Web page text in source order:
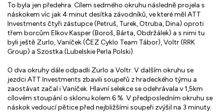
To byla jen předehra. Cílem sedmého okruhu následně projela s
náskokem víc jak 4 minut desítka závodníků, ve které měl ATT
Investments čtyři zástupce (Petruš, Turek, Otruba, Dina) oproti
třem borcům Elkov Kasper (Boroš, Bárta, Obdržálek) a s nimi tu
byli ještě Zurlo, Vaníček (ČEZ Cyklo Team Tábor), Voltr (RRK
Group) a Szostka (Lubelskie Perla Polski).
O dva okruhy dále odpadli Zurlo a Voltr. V dalším okruhu se
jezdci ATT Investments zbavili soupeřů z hradeckého týmu a
zaostávat začal i Vaníček. Hlavní selekce se odehrávala v 1,5km
cílovém stoupání o sklonu kolem 6 %. V předposledním okruhu se
náskok vedoucí pětice před nejbližšími soupeři zvýšil na 3 minuty.